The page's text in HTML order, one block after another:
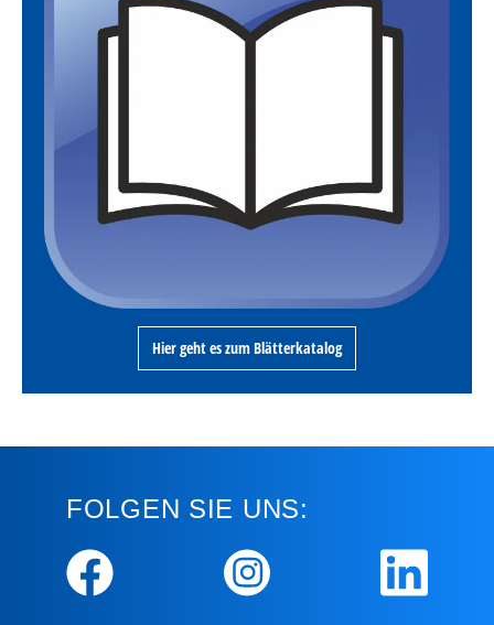
Hier geht es zum Blätterkatalog
FOLGEN SIE UNS: